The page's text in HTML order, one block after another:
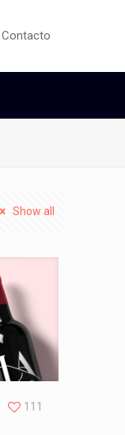
Contacto
Show all
111